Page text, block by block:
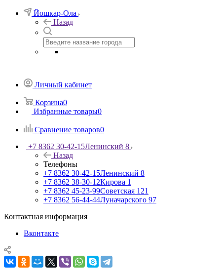
Йошкар-Ола
Назад
Личный кабинет
Корзина0
Избранные товары0
Сравнение товаров0
+7 8362 30-42-15Ленинский 8
Назад
Телефоны
+7 8362 30-42-15Ленинский 8
+7 8362 38-30-12Кирова 1
+7 8362 45-23-99Советская 121
+7 8362 56-44-44Луначарского 97
Контактная информация
Вконтакте